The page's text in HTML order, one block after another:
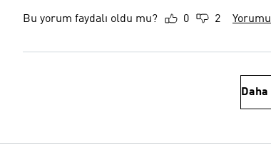
Bu yorum faydalı oldu mu? 0 2